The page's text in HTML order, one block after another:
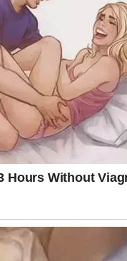
da pronađete malo
na svježem
će vam da
cijelog dana.
mnogo lakše
karata
mnogo više lijepih
Nemojte
problemi udalje od